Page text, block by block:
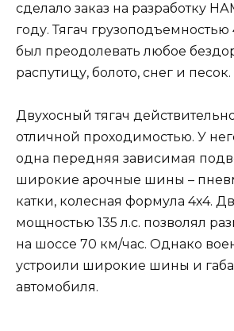
сделало заказ на разработку
году. Тягач грузоподъемностью
был преодолевать любое
распутицу, болото, снег и песок.
Двухосный тягач
отличной проходимостью. У
одна передняя зависимая
широкие арочные шины –
катки, колесная формула 4х4.
мощностью 135 л.с. позволял
на шоссе 70 км/час. Однако
устроили широкие шины и
автомобиля.